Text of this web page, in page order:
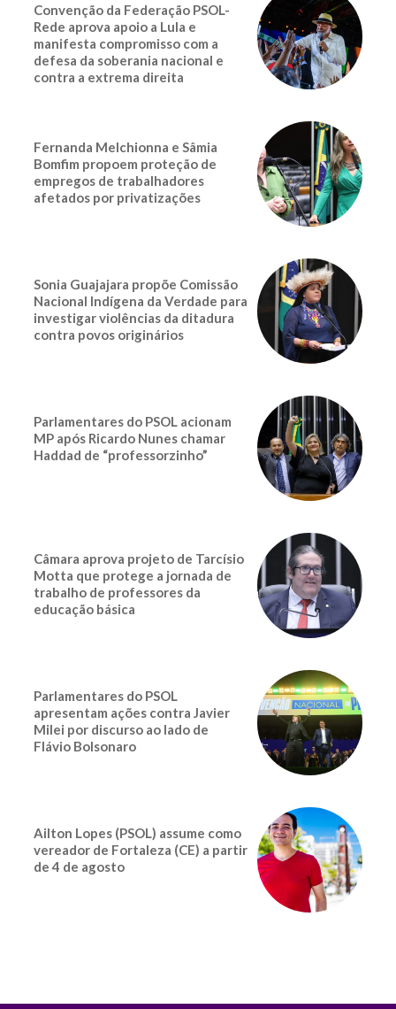
Convenção da Federação PSOL-
Rede aprova apoio a Lula e
manifesta compromisso com a
defesa da soberania nacional e
contra a extrema direita
Fernanda Melchionna e Sâmia
Bomfim propoem proteção de
empregos de trabalhadores
afetados por privatizações
Sonia Guajajara propõe Comissão
Nacional Indígena da Verdade para
investigar violências da ditadura
contra povos originários
Parlamentares do PSOL acionam
MP após Ricardo Nunes chamar
Haddad de “professorzinho”
Câmara aprova projeto de Tarcísio
Motta que protege a jornada de
trabalho de professores da
educação básica
Parlamentares do PSOL
apresentam ações contra Javier
Milei por discurso ao lado de
Flávio Bolsonaro
Ailton Lopes (PSOL) assume como
vereador de Fortaleza (CE) a partir
de 4 de agosto